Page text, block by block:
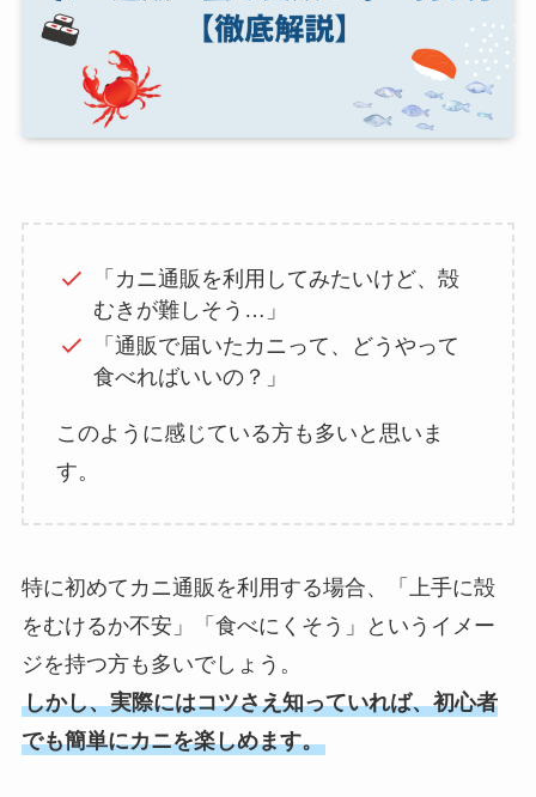
「カニ通販を利用してみたいけど、殻
むきが難しそう…」
「通販で届いたカニって、どうやって
食べればいいの？」
このように感じている方も多いと思いま
す。
特に初めてカニ通販を利用する場合、「上手に殻
をむけるか不安」「食べにくそう」というイメー
ジを持つ方も多いでしょう。
しかし、実際にはコツさえ知っていれば、初心者
でも簡単にカニを楽しめます。